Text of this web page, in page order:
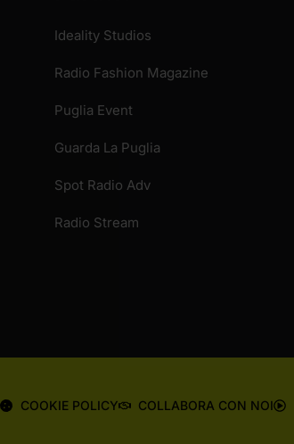
Ideality Studios
Radio Fashion Magazine
Puglia Event
Guarda La Puglia
Spot Radio Adv
Radio Stream
COOKIE POLICY COLLABORA CON NOI